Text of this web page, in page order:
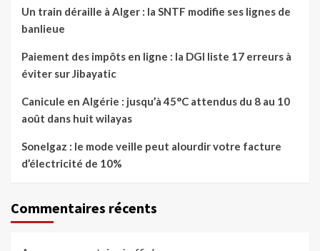
Un train déraille à Alger : la SNTF modifie ses lignes de
banlieue
Paiement des impôts en ligne : la DGI liste 17 erreurs à
éviter sur Jibayatic
Canicule en Algérie : jusqu’à 45°C attendus du 8 au 10
août dans huit wilayas
Sonelgaz : le mode veille peut alourdir votre facture
d’électricité de 10%
Commentaires récents